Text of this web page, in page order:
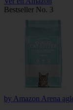
Bestseller No. 3
by Amazon Arena